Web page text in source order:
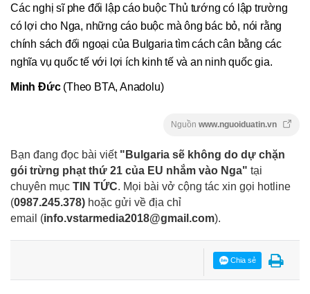
Các nghị sĩ phe đối lập cáo buộc Thủ tướng có lập trường
có lợi cho Nga, những cáo buộc mà ông bác bỏ, nói rằng
chính sách đối ngoại của Bulgaria tìm cách cân bằng các
nghĩa vụ quốc tế với lợi ích kinh tế và an ninh quốc gia.
Minh Đức (Theo BTA, Anadolu)
Nguồn www.nguoiduatin.vn
Bạn đang đọc bài viết "Bulgaria sẽ không do dự chặn
gói trừng phạt thứ 21 của EU nhắm vào Nga" tại
chuyên mục TIN TỨC. Mọi bài vở cộng tác xin gọi hotline
(0987.245.378) hoặc gửi về địa chỉ
email (info.vstarmedia2018@gmail.com).
Chia sẻ